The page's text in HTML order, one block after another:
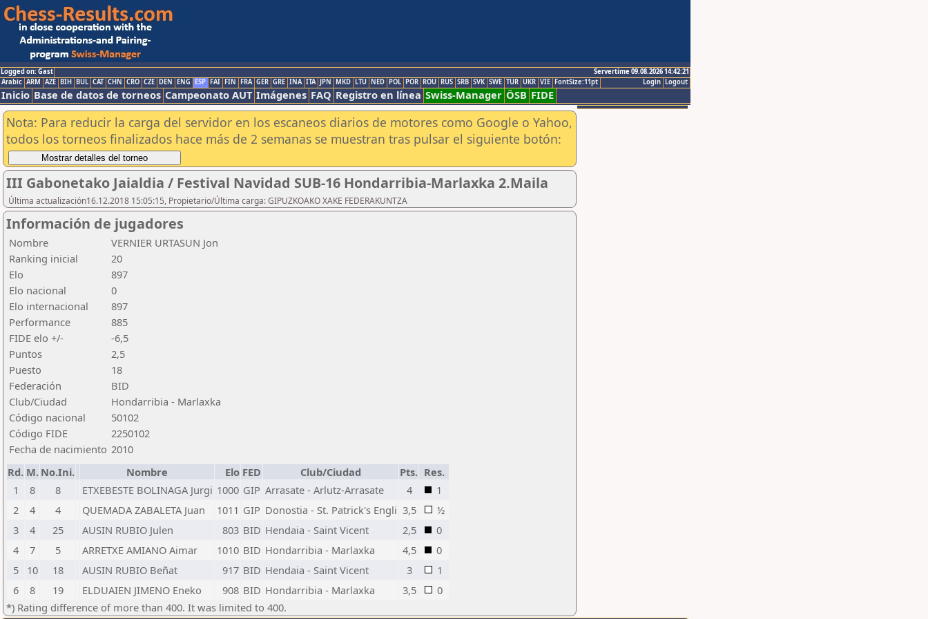
Logged on: Gast
Servertime 09.08.2026 14:42:21
Logout
Login
Arabic ARM AZE BIH BUL CAT CHN CRO CZE DEN ENG ESP FAI FIN FRA GER GRE INA ITA JPN MKD LTU NED POL POR ROU RUS SRB SVK SWE TUR UKR VIE FontSize:11pt
Inicio Base de datos de torneos Campeonato AUT Imágenes FAQ Registro en línea Swiss-Manager ÖSB FIDE
Nota: Para reducir la carga del servidor en los escaneos diarios de motores como Google o Yahoo,
todos los torneos finalizados hace más de 2 semanas se muestran tras pulsar el siguiente botón:
III Gabonetako Jaialdia / Festival Navidad SUB-16 Hondarribia-Marlaxka 2.Maila
Última actualización16.12.2018 15:05:15, Propietario/Última carga: GIPUZKOAKO XAKE FEDERAKUNTZA
Información de jugadores
Nombre
VERNIER URTASUN Jon
Ranking inicial
20
Elo
897
Elo nacional
0
Elo internacional
897
Performance
885
FIDE elo +/-
-6,5
Puntos
2,5
Puesto
18
Federación
BID
Club/Ciudad
Hondarribia - Marlaxka
Código nacional
50102
Código FIDE
2250102
Fecha de nacimiento 2010
Rd. M. No.Ini. Nombre Elo FED Club/Ciudad Pts. Res.
1
8 8 ETXEBESTE BOLINAGA Jurgi 1000 GIP Arrasate - Arlutz-Arrasate 4
1
2
4 4 QUEMADA ZABALETA Juan 1011 GIP Donostia - St. Patrick's Engli 3,5
½
3
4 25 AUSIN RUBIO Julen 803 BID Hendaia - Saint Vicent 2,5
0
4
7 5 ARRETXE AMIANO Aimar 1010 BID Hondarribia - Marlaxka 4,5
0
5
10 18 AUSIN RUBIO Beñat 917 BID Hendaia - Saint Vicent 3
1
6
8 19 ELDUAIEN JIMENO Eneko 908 BID Hondarribia - Marlaxka 3,5
0
*) Rating difference of more than 400. It was limited to 400.